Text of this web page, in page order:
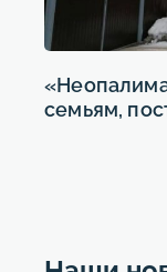
семьям,